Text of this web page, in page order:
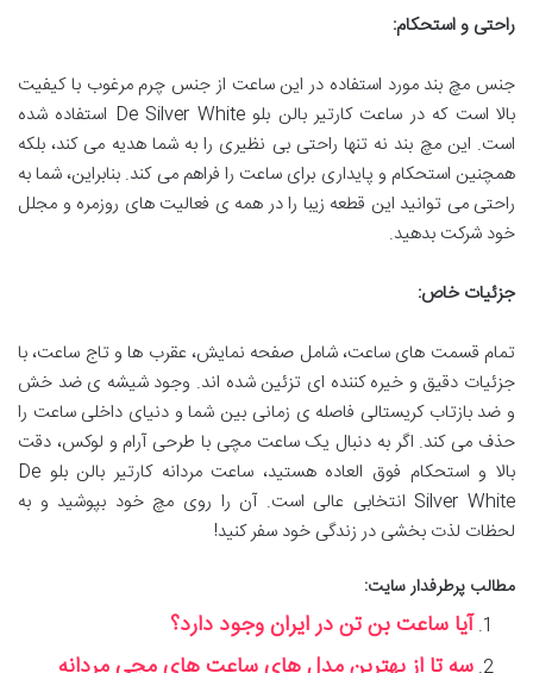
راحتی و استحکام:
جنس مچ بند مورد استفاده در این ساعت از جنس چرم مرغوب با کیفیت
بالا است که در ساعت کارتیر بالن بلو De Silver White استفاده شده
است. این مچ بند نه تنها راحتی بی نظیری را به شما هدیه می کند، بلکه
همچنین استحکام و پایداری برای ساعت را فراهم می کند. بنابراین، شما به
راحتی می توانید این قطعه زیبا را در همه ی فعالیت های روزمره و مجلل
خود شرکت بدهید.
جزئیات خاص:
تمام قسمت های ساعت، شامل صفحه نمایش، عقرب ها و تاج ساعت، با
جزئیات دقیق و خیره کننده ای تزئین شده اند. وجود شیشه ی ضد خش
و ضد بازتاب کریستالی فاصله ی زمانی بین شما و دنیای داخلی ساعت را
حذف می کند. اگر به دنبال یک ساعت مچی با طرحی آرام و لوکس، دقت
بالا و استحکام فوق العاده هستید، ساعت مردانه کارتیر بالن بلو De
Silver White انتخابی عالی است. آن را روی مچ خود بپوشید و به
لحظات لذت بخشی در زندگی خود سفر کنید!
مطالب پرطرفدار سایت:
آیا ساعت بن تن در ایران وجود دارد؟